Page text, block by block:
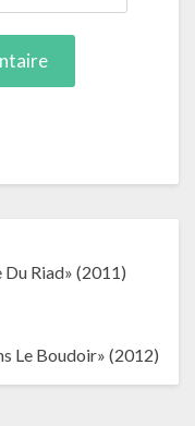
Du Riad» (2011)
Le Boudoir» (2012)